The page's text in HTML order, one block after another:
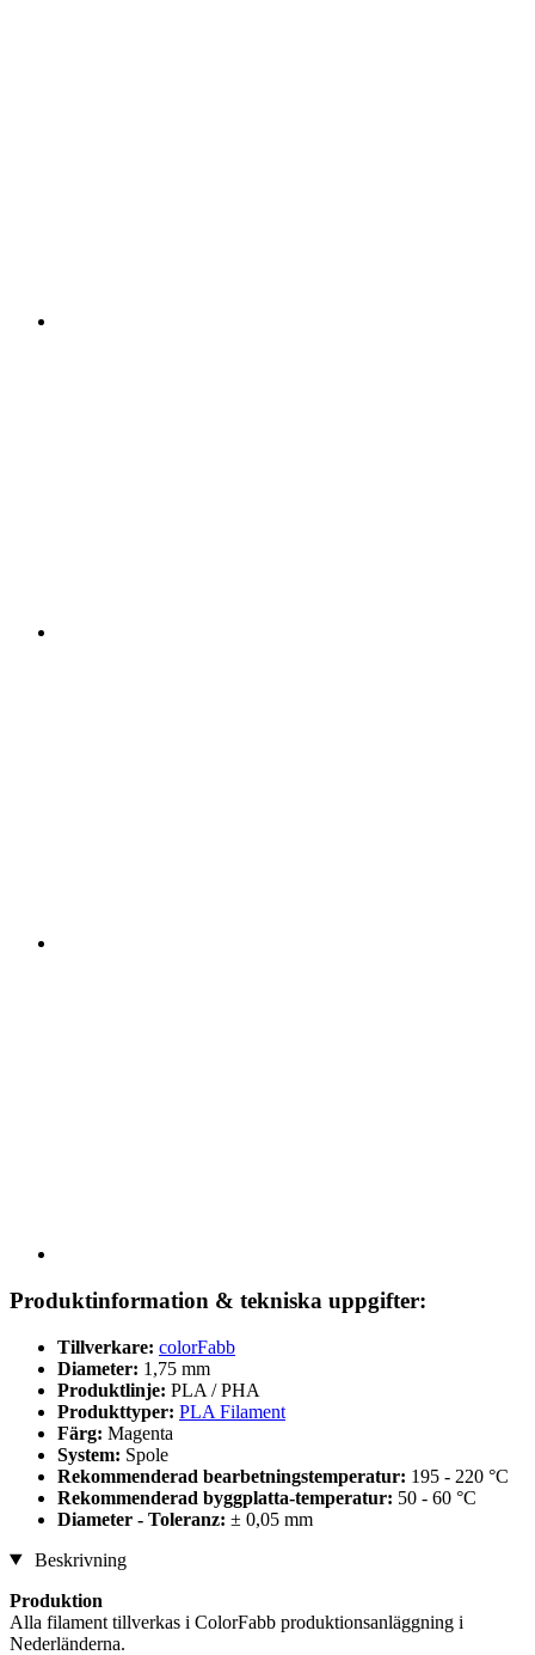
Produktinformation & tekniska uppgifter:
Tillverkare: colorFabb
Diameter: 1,75 mm
Produktlinje: PLA / PHA
Produkttyper: PLA Filament
Färg: Magenta
System: Spole
Rekommenderad bearbetningstemperatur: 195 - 220 °C
Rekommenderad byggplatta-temperatur: 50 - 60 °C
Diameter - Toleranz: ± 0,05 mm
Beskrivning
Produktion
Alla filament tillverkas i ColorFabb produktionsanläggning i
Nederländerna.